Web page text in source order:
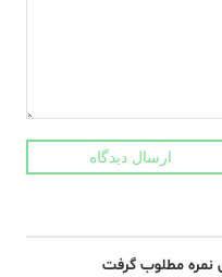
ارسال دیدگاه
نمره مطلوب گرفت